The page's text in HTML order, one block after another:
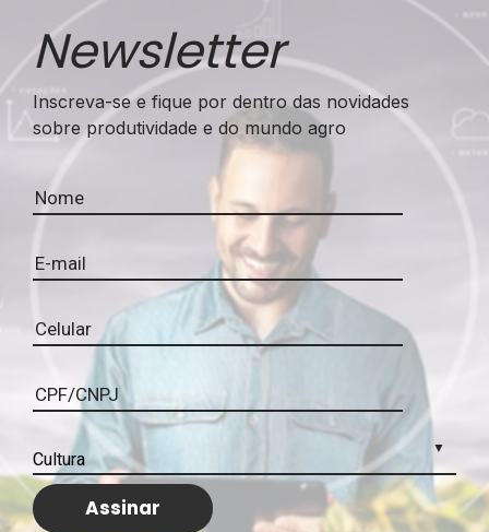
Newsletter
Inscreva-se e fique por dentro das novidades
sobre produtividade e do mundo agro